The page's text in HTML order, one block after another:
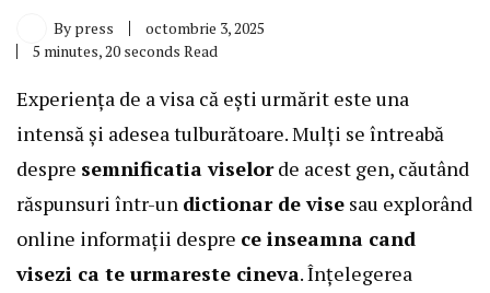
By press
octombrie 3, 2025
5 minutes, 20 seconds Read
Experiența de a visa că ești urmărit este una
intensă și adesea tulburătoare. Mulți se întreabă
despre semnificatia viselorde acest gen, căutând
răspunsuri într-un dictionar de vise sau explorând
online informații despre ce inseamna cand
visezi ca te urmareste cineva. Înțelegerea